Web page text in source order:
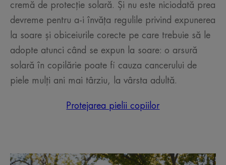
cremă de protecție solară. Și nu este niciodată prea
devreme pentru a-i învăța regulile privind expunerea
la soare și obiceiurile corecte pe care trebuie să le
adopte atunci când se expun la soare: o arsură
solară în copilărie poate fi cauza cancerului de
piele mulți ani mai târziu, la vârsta adultă.
Protejarea pielii copiilor